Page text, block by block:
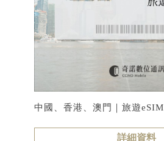
中國、香港、澳門｜旅遊eSIM
詳細資料